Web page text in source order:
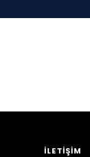
İLETIŞIM